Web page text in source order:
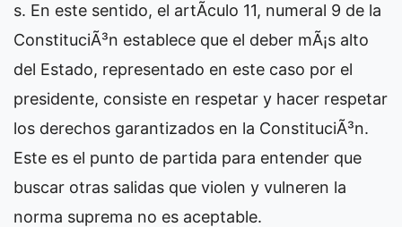
s. En este sentido, el artÃ­culo 11, numeral 9 de la
ConstituciÃ³n establece que el deber mÃ¡s alto
del Estado, representado en este caso por el
presidente, consiste en respetar y hacer respetar
los derechos garantizados en la ConstituciÃ³n.
Este es el punto de partida para entender que
buscar otras salidas que violen y vulneren la
norma suprema no es aceptable.